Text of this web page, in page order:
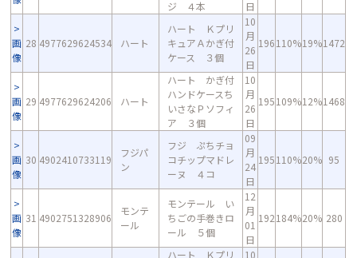
ジ ４本 日
画
像
28 4977629624534 ハート
ハート Ｋプリ
キュアＡかぎ付
ケース ３個
10
月
26
日
196110%19%1472
画
像
29 4977629624206 ハート
ハート かぎ付
ハンドケースち
いさなＰソフィ
ア ３個
10
月
26
日
195109%12%1468
画
像
30 4902410733119
フジパ
ン
フジ ぷちチョ
コチップマドレ
ーヌ ４コ
09
月
24
日
195110%20% 95
画
像
31 4902751328906
モンテ
ール
モンテール い
ちごの手巻きロ
ール ５個
12
月
01
日
192184%20% 280
ハート Ｋプリ
10